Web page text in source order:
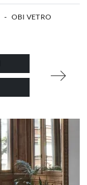
- OBI VETRO